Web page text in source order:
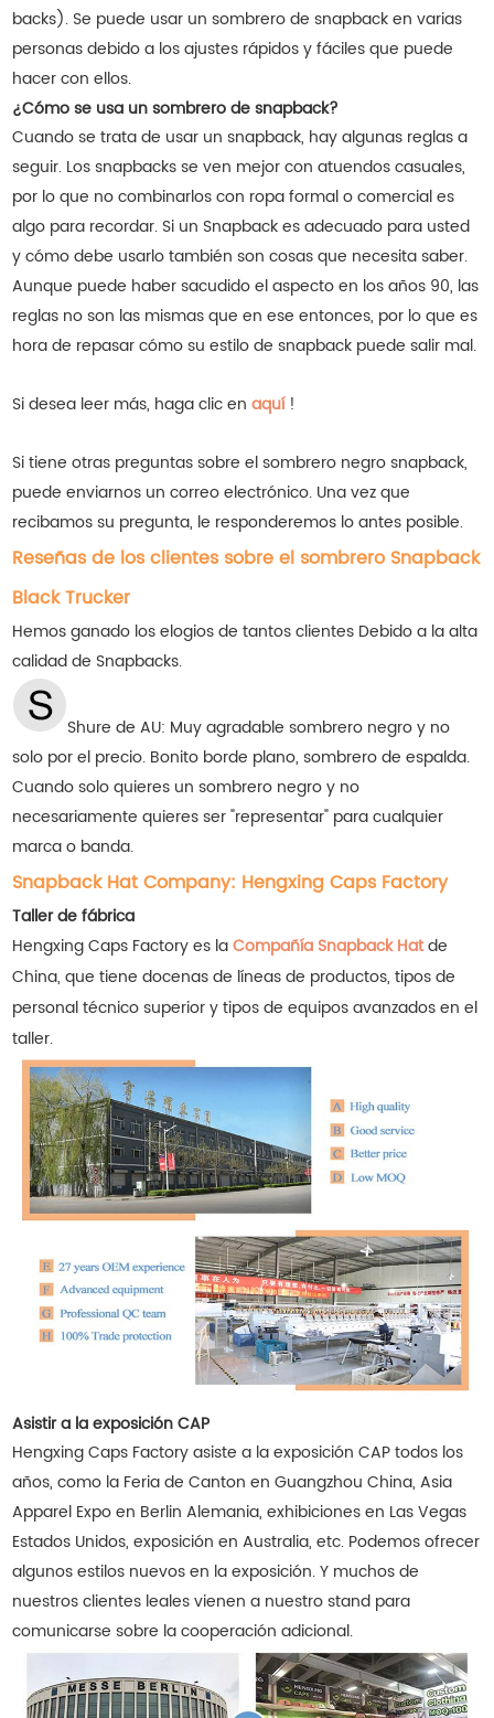
backs). Se puede usar un sombrero de snapback en varias
personas debido a los ajustes rápidos y fáciles que puede
hacer con ellos.
¿Cómo se usa un sombrero de snapback?
Cuando se trata de usar un snapback, hay algunas reglas a
seguir. Los snapbacks se ven mejor con atuendos casuales,
por lo que no combinarlos con ropa formal o comercial es
algo para recordar. Si un Snapback es adecuado para usted
y cómo debe usarlo también son cosas que necesita saber.
Aunque puede haber sacudido el aspecto en los años 90, las
reglas no son las mismas que en ese entonces, por lo que es
hora de repasar cómo su estilo de snapback puede salir mal.
Si desea leer más, haga clic enaquí!
Si tiene otras preguntas sobre el sombrero negro snapback,
puede enviarnos un correo electrónico. Una vez que
recibamos su pregunta, le responderemos lo antes posible.
Reseñas de los clientes sobre el sombrero Snapback
Black Trucker
Hemos ganado los elogios de tantos clientes Debido a la alta
calidad de Snapbacks.
Shure de AU: Muy agradable sombrero negro y no
solo por el precio. Bonito borde plano, sombrero de espalda.
Cuando solo quieres un sombrero negro y no
necesariamente quieres ser "representar" para cualquier
marca o banda.
Snapback Hat Company: Hengxing Caps Factory
Taller de fábrica
Hengxing Caps Factory es laCompañía Snapback Hatde
China, que tiene docenas de líneas de productos, tipos de
personal técnico superior y tipos de equipos avanzados en el
taller.
Asistir a la exposición CAP
Hengxing Caps Factory asiste a la exposición CAP todos los
años, como la Feria de Canton en Guangzhou China, Asia
Apparel Expo en Berlin Alemania, exhibiciones en Las Vegas
Estados Unidos, exposición en Australia, etc. Podemos ofrecer
algunos estilos nuevos en la exposición. Y muchos de
nuestros clientes leales vienen a nuestro stand para
comunicarse sobre la cooperación adicional.